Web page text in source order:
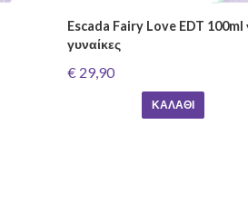
Escada Fairy Love EDT 100ml
γυναίκες
€ 29,90
ΚΑΛΆΘΙ